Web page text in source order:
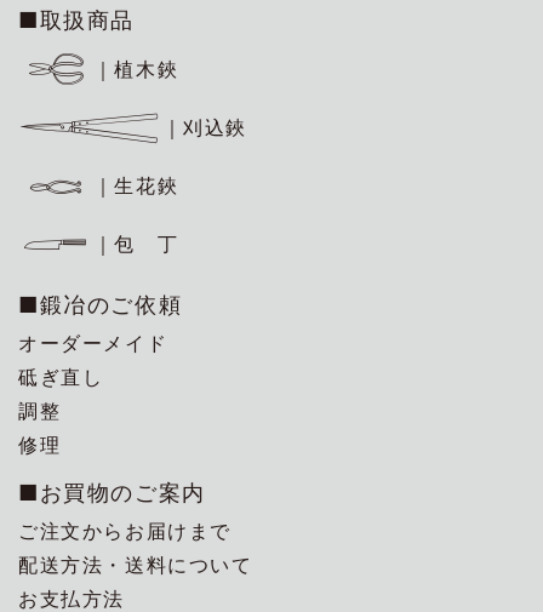
■取扱商品
｜植木鋏
｜刈込鋏
｜生花鋏
｜包 丁
■鍛冶のご依頼
オーダーメイド
砥ぎ直し
調整
修理
■お買物のご案内
ご注文からお届けまで
配送方法・送料について
お支払方法